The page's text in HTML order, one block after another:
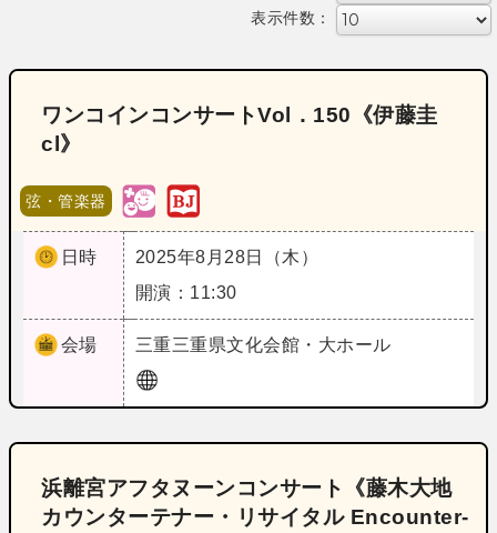
表示件数：
ワンコインコンサートVol．150《伊藤圭
cl》
弦・管楽器
日時
2025年8月28日（木）
開演：11:30
会場 三重三重県文化会館・大ホール
浜離宮アフタヌーンコンサート《藤木大地
カウンターテナー・リサイタル Encounter‐